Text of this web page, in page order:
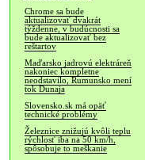
Chrome sa bude
aktualizovať dvakrát
týždenne, v budúcnosti sa
bude aktualizovať bez
reštartov
Maďarsko jadrovú elektráreň
nakoniec kompletne
neodstavilo, Rumunsko mení
tok Dunaja
Slovensko.sk má opäť
technické problémy
Železnice znižujú kvôli teplu
rýchlosť iba na 50 km/h,
spôsobuje to meškanie